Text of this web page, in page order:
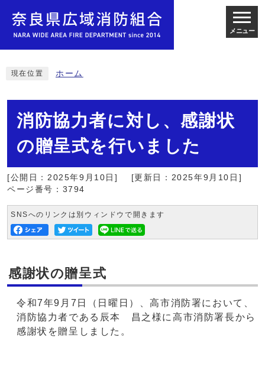
メニュー
現在位置 ホーム
消防協力者に対し、感謝状
の贈呈式を行いました
[公開日：2025年9月10日]
[更新日：2025年9月10日]
ページ番号：3794
SNSへのリンクは別ウィンドウで開きます
感謝状の贈呈式
令和7年9月7日（日曜日）、高市消防署において、
消防協力者である辰本 昌之様に高市消防署長から
感謝状を贈呈しました。